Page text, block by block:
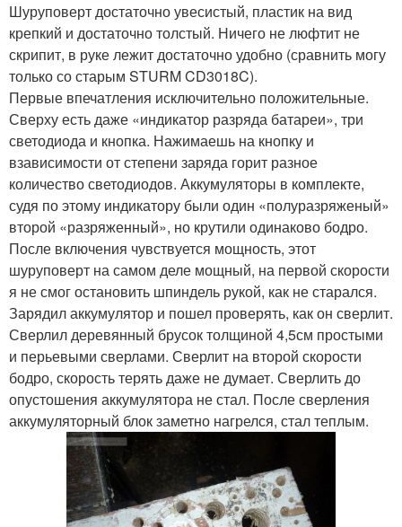
Шуруповерт достаточно увесистый, пластик на вид
крепкий и достаточно толстый. Ничего не люфтит не
скрипит, в руке лежит достаточно удобно (сравнить могу
только со старым STURM CD3018C).
Первые впечатления исключительно положительные.
Сверху есть даже «индикатор разряда батареи», три
светодиода и кнопка. Нажимаешь на кнопку и
взависимости от степени заряда горит разное
количество светодиодов. Аккумуляторы в комплекте,
судя по этому индикатору были один «полуразряженый»
второй «разряженный», но крутили одинаково бодро.
После включения чувствуется мощность, этот
шуруповерт на самом деле мощный, на первой скорости
я не смог остановить шпиндель рукой, как не старался.
Зарядил аккумулятор и пошел проверять, как он сверлит.
Сверлил деревянный брусок толщиной 4,5см простыми
и перьевыми сверлами. Сверлит на второй скорости
бодро, скорость терять даже не думает. Сверлить до
опустошения аккумулятора не стал. После сверления
аккумуляторный блок заметно нагрелся, стал теплым.